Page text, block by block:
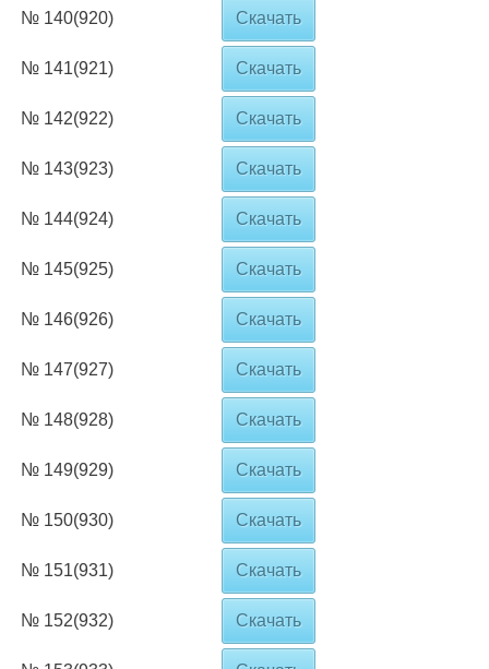
№ 140(920) Скачать
№ 141(921) Скачать
№ 142(922) Скачать
№ 143(923) Скачать
№ 144(924) Скачать
№ 145(925) Скачать
№ 146(926) Скачать
№ 147(927) Скачать
№ 148(928) Скачать
№ 149(929) Скачать
№ 150(930) Скачать
№ 151(931) Скачать
№ 152(932) Скачать